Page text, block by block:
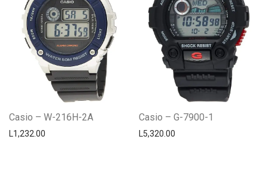
Casio – W-216H-2A
L1,232.00
Casio – G-7900-1
L5,320.00